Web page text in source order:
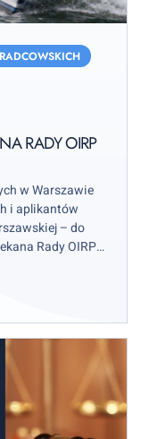
RADY OIRP
w Warszawie
i aplikantów
– do
Rady OIRP
czym